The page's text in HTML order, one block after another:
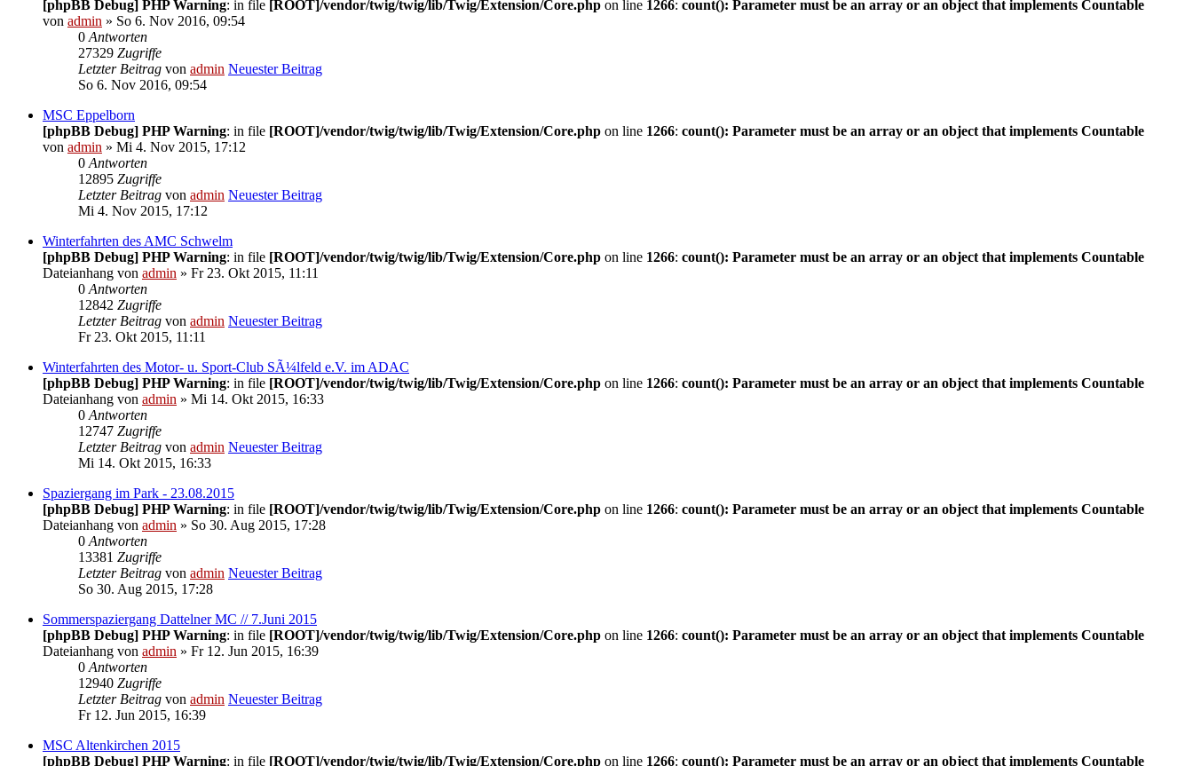
[phpBB Debug] PHP Warning: in file [ROOT]/vendor/twig/twig/lib/Twig/Extension/Core.php on line 1266: count(): Parameter must be an array or an object that implements Countable
von admin » So 6. Nov 2016, 09:54
0 Antworten
27329 Zugriffe
Letzter Beitrag von admin Neuester Beitrag
So 6. Nov 2016, 09:54
MSC Eppelborn
[phpBB Debug] PHP Warning: in file [ROOT]/vendor/twig/twig/lib/Twig/Extension/Core.php on line 1266: count(): Parameter must be an array or an object that implements Countable
von admin » Mi 4. Nov 2015, 17:12
0 Antworten
12895 Zugriffe
Letzter Beitrag von admin Neuester Beitrag
Mi 4. Nov 2015, 17:12
Winterfahrten des AMC Schwelm
[phpBB Debug] PHP Warning: in file [ROOT]/vendor/twig/twig/lib/Twig/Extension/Core.php on line 1266: count(): Parameter must be an array or an object that implements Countable
Dateianhang von admin » Fr 23. Okt 2015, 11:11
0 Antworten
12842 Zugriffe
Letzter Beitrag von admin Neuester Beitrag
Fr 23. Okt 2015, 11:11
Winterfahrten des Motor- u. Sport-Club SÃ¼lfeld e.V. im ADAC
[phpBB Debug] PHP Warning: in file [ROOT]/vendor/twig/twig/lib/Twig/Extension/Core.php on line 1266: count(): Parameter must be an array or an object that implements Countable
Dateianhang von admin » Mi 14. Okt 2015, 16:33
0 Antworten
12747 Zugriffe
Letzter Beitrag von admin Neuester Beitrag
Mi 14. Okt 2015, 16:33
Spaziergang im Park - 23.08.2015
[phpBB Debug] PHP Warning: in file [ROOT]/vendor/twig/twig/lib/Twig/Extension/Core.php on line 1266: count(): Parameter must be an array or an object that implements Countable
Dateianhang von admin » So 30. Aug 2015, 17:28
0 Antworten
13381 Zugriffe
Letzter Beitrag von admin Neuester Beitrag
So 30. Aug 2015, 17:28
Sommerspaziergang Dattelner MC // 7.Juni 2015
[phpBB Debug] PHP Warning: in file [ROOT]/vendor/twig/twig/lib/Twig/Extension/Core.php on line 1266: count(): Parameter must be an array or an object that implements Countable
Dateianhang von admin » Fr 12. Jun 2015, 16:39
0 Antworten
12940 Zugriffe
Letzter Beitrag von admin Neuester Beitrag
Fr 12. Jun 2015, 16:39
MSC Altenkirchen 2015
[phpBB Debug] PHP Warning: in file [ROOT]/vendor/twig/twig/lib/Twig/Extension/Core.php on line 1266: count(): Parameter must be an array or an object that implements Countable